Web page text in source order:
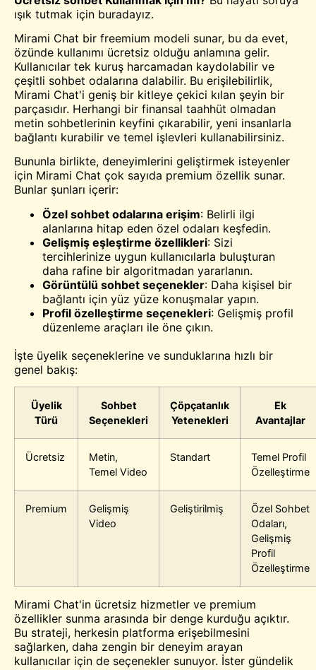
ışık tutmak için buradayız.
Mirami Chat bir freemium modeli sunar, bu da evet,
özünde kullanımı ücretsiz olduğu anlamına gelir.
Kullanıcılar tek kuruş harcamadan kaydolabilir ve
çeşitli sohbet odalarına dalabilir. Bu erişilebilirlik,
Mirami Chat'i geniş bir kitleye çekici kılan şeyin bir
parçasıdır. Herhangi bir finansal taahhüt olmadan
metin sohbetlerinin keyfini çıkarabilir, yeni insanlarla
bağlantı kurabilir ve temel işlevleri kullanabilirsiniz.
Bununla birlikte, deneyimlerini geliştirmek isteyenler
için Mirami Chat çok sayıda premium özellik sunar.
Bunlar şunları içerir:
Özel sohbet odalarına erişim: Belirli ilgi
alanlarına hitap eden özel odaları keşfedin.
Gelişmiş eşleştirme özellikleri: Sizi
tercihlerinize uygun kullanıcılarla buluşturan
daha rafine bir algoritmadan yararlanın.
Görüntülü sohbet seçenekler: Daha kişisel bir
bağlantı için yüz yüze konuşmalar yapın.
Profil özelleştirme seçenekleri: Gelişmiş profil
düzenleme araçları ile öne çıkın.
İşte üyelik seçeneklerine ve sunduklarına hızlı bir
genel bakış:
Üyelik
Türü
Sohbet
Seçenekleri
Çöpçatanlık
Yetenekleri
Ek
Avantajlar
Ücretsiz
Metin,
Temel Video
Standart
Temel Profil
Özelleştirme
Premium
Gelişmiş
Video
Geliştirilmiş
Özel Sohbet
Odaları,
Gelişmiş
Profil
Özelleştirme
Mirami Chat'in ücretsiz hizmetler ve premium
özellikler sunma arasında bir denge kurduğu açıktır.
Bu strateji, herkesin platforma erişebilmesini
sağlarken, daha zengin bir deneyim arayan
kullanıcılar için de seçenekler sunuyor. İster gündelik